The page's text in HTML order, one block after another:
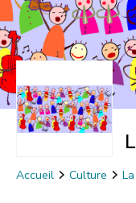
Accueil Culture